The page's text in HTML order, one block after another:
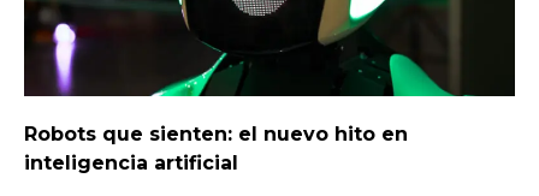
Robots que sienten: el nuevo hito en
inteligencia artificial